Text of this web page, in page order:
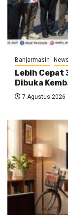
Banjarmasin News
Lebih Cepat
Dibuka
7 Agustus 2026